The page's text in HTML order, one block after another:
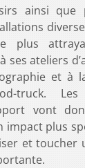
ainsi que
plus
ses ateliers
et à
truck. Les
vont
impact plus
et toucher